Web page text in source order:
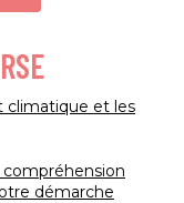
climatique et les
compréhension
démarche